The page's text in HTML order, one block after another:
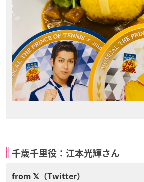
千歳千里役：江本光輝さん